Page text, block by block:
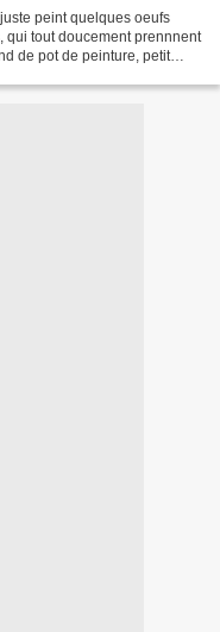
peint quelques oeufs
qui tout doucement prennnent
de pot de peinture, petit